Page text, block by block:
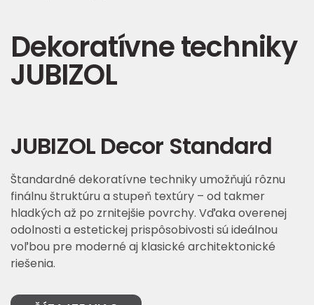
Dekoratívne techniky
JUBIZOL
JUBIZOL Decor Standard
Štandardné dekoratívne techniky umožňujú rôznu
finálnu štruktúru a stupeň textúry – od takmer
hladkých až po zrnitejšie povrchy. Vďaka overenej
odolnosti a estetickej prispôsobivosti sú ideálnou
voľbou pre moderné aj klasické architektonické
riešenia.